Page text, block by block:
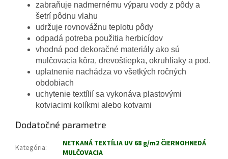
zabraňuje nadmernému výparu vody z pôdy a
šetrí pôdnu vlahu
udržuje rovnovážnu teplotu pôdy
odpadá potreba použitia herbicídov
vhodná pod dekoračné materiály ako sú
mulčovacia kôra, drevoštiepka, okruhliaky a pod.
uplatnenie nachádza vo všetkých ročných
obdobiach
uchytenie textílií sa vykonáva plastovými
kotviacimi kolíkmi alebo kotvami
Dodatočné parametre
Kategória:
NETKANÁ TEXTÍLIA UV 68 g/m2 ČIERNOHNEDÁ
MULČOVACIA